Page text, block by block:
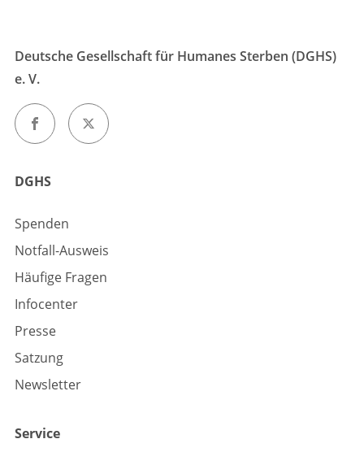
Deutsche Gesellschaft für Humanes Sterben (DGHS)
e. V.
DGHS
Spenden
Notfall-Ausweis
Häufige Fragen
Infocenter
Presse
Satzung
Newsletter
Service